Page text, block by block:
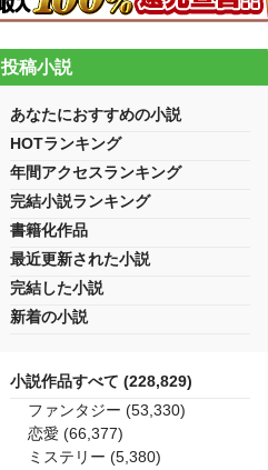
投稿小説
あなたにおすすめの小説
HOTランキング
年間アクセスランキング
完結小説ランキング
書籍化作品
最近更新された小説
完結した小説
新着の小説
小説作品すべて (228,829)
ファンタジー (53,330)
恋愛 (66,377)
ミステリー (5,380)